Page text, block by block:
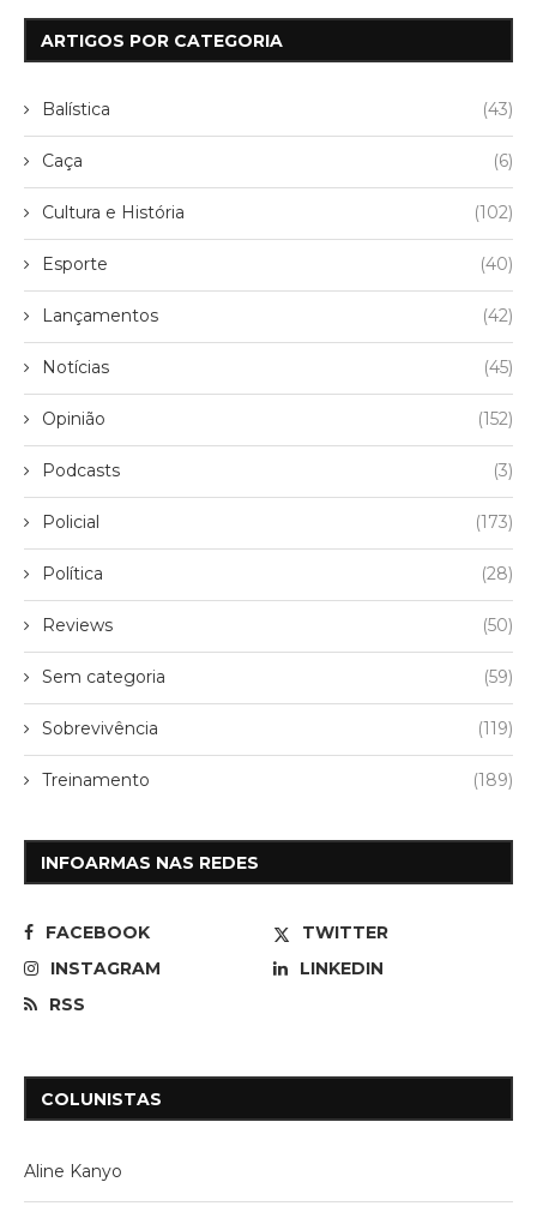
ARTIGOS POR CATEGORIA
Balística (43)
Caça (6)
Cultura e História (102)
Esporte (40)
Lançamentos (42)
Notícias (45)
Opinião (152)
Podcasts (3)
Policial (173)
Política (28)
Reviews (50)
Sem categoria (59)
Sobrevivência (119)
Treinamento (189)
INFOARMAS NAS REDES
FACEBOOK
TWITTER
INSTAGRAM
LINKEDIN
RSS
COLUNISTAS
Aline Kanyo